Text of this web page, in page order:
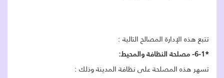
تتبع هذه الإدارة المصالح التالية :
*6-1- مصلحة النظافة والمحيط:
تسهر هذه المصلحة على نظافة المدينة وذلك :